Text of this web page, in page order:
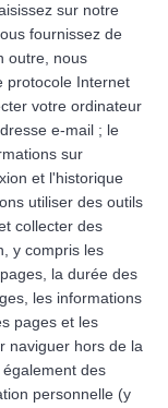
sur notre
fournissez de
outre, nous
protocole Internet
votre ordinateur
e-mail ; le
sur
et l'historique
utiliser des outils
collecter des
y compris les
la durée des
les informations
pages et les
naviguer hors de la
des
personnelle (y